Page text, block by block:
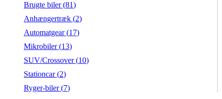
Brugte biler (81)
Anhængertræk (2)
Automatgear (17)
Mikrobiler (13)
SUV/Crossover (10)
Stationcar (2)
Ryger-biler (7)